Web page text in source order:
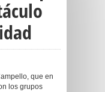
que en
los grupos